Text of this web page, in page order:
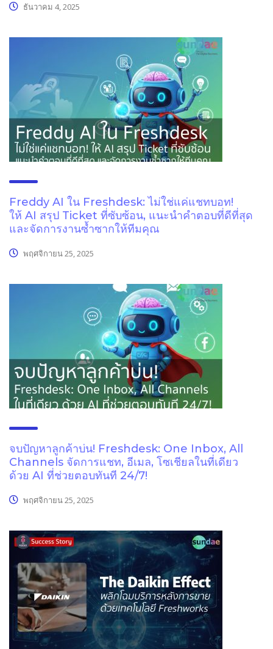
ธันวาคม 4, 2025
Freddy AI ใน Freshdesk: ไม่ใช่แค่แชทบอท!
ให้ AI สรุป Ticket ที่ซับซ้อน, แนะนำคำตอบที่ดีที่สุด
และจัดการงานซ้ำซากให้ทีมคุณ
พฤศจิกายน 25, 2025
จบปัญหาลูกค้าบ่น! Freshdesk: One Inbox, All
Channels จัดการแชท, อีเมล, โซเชียลในที่เดียว
ด้วย AI ที่ช่วยตอบทันที 24/7!
พฤศจิกายน 25, 2025